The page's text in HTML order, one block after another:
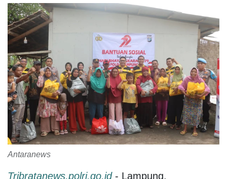
Antaranews
Tribratanews.polri.go.id- Lampung.